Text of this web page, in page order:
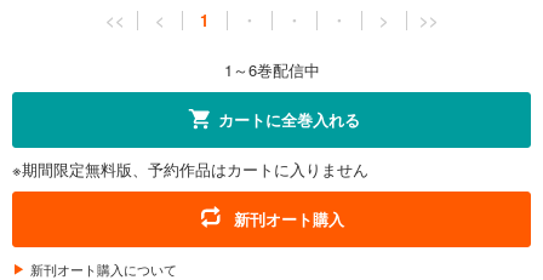
<< < 1 ・ ・ ・ > >>
1～6巻配信中
カートに全巻入れる
※期間限定無料版、予約作品はカートに入りません
新刊オート購入
新刊オート購入について